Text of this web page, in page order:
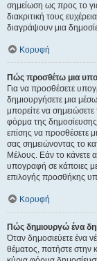
σημείωση ως προς το
διακριτική τους
διαγράψουν μια
Κορυφή
Πώς προσθέτω μια
Για να προσθέσετε
δημιουργήσετε μια
μπορείτε να σημειώσετε
φόρμα της
επίσης να προσθέσετε
σας σημειώνοντας το
Μέλους. Εάν το κάνετε
υπογραφή σε κάποιες
επιλογής προσθήκης
Κορυφή
Πώς δημιουργώ ένα
Όταν δημοσιεύετε ένα
θέματος, πατήστε στην